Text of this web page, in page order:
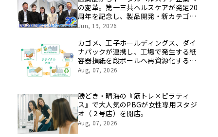
の変革。第一三共ヘルスケアが発足20
周年を記念し、製品開発・新カテゴリ
挑戦の舞台や旧社統合時のエピソード
像を公開！
Jun, 19, 2026
カゴメ、王子ホールディングス、ダイ
ナパックが連携し、工場で発生する紙
容器損紙を段ボールへ再資源化する実
証を開始
Aug, 07, 2026
勝どき・晴海の『筋トレ×ピラティ
ス』で大人気のPBGが女性専用スタジ
オ（２号店）を開店。
Aug, 07, 2026